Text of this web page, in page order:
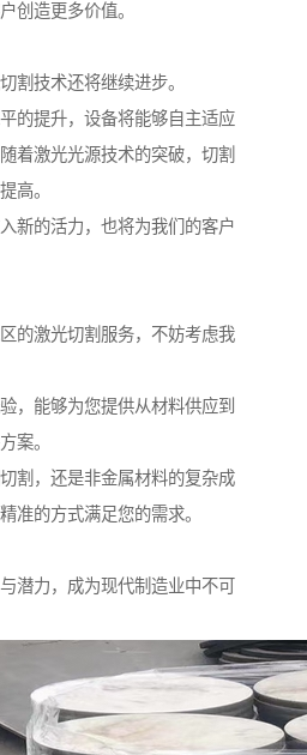
创造更多价值。
割技术还将继续进步。
的提升，设备将能够自主适应
着激光光源技术的突破，切割
高。
新的活力，也将为我们的客户
的激光切割服务，不妨考虑我
，能够为您提供从材料供应到
案。
割，还是非金属材料的复杂成
准的方式满足您的需求。
潜力，成为现代制造业中不可